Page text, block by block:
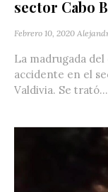
sector Cabo
Febrero 10, 2020
La madrugada
accidente en el
Valdivia. Se trató...